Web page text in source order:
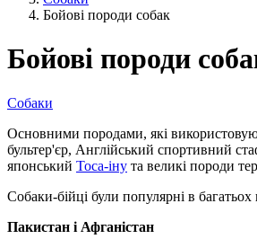
Бойові породи собак
Бойові породи
Собаки
Основними породами, які
бультер'єр, Англійський спортивний
японський Тоса-іну та великі породи
Собаки-бійці були популярні в багатьох
Пакистан і Афганістан